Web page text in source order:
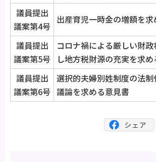
議員提出
議案第4号
出産育児一時金の増額を
議員提出
議案第5号
コロナ禍による厳しい財
し地方税財源の充実を求
議員提出
議案第6号
選択的夫婦別姓制度の法
議論を求める意見書